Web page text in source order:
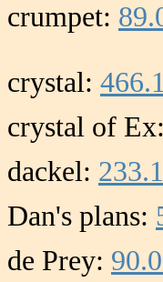
crumpet:
crystal:
crystal of Ex:
dackel:
Dan's plans:
de Prey: